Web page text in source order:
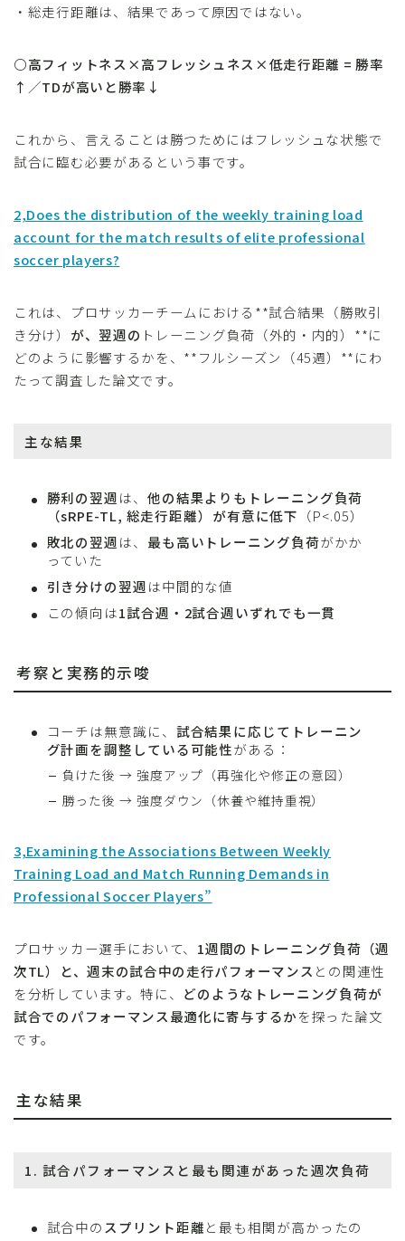
・総走行距離は、結果であって原因ではない。
〇高フィットネス×高フレッシュネス×低走行距離 = 勝率
↑ ／TDが高いと勝率↓
これから、言えることは勝つためにはフレッシュな状態で
試合に臨む必要があるという事です。
2,Does the distribution of the weekly training load
account for the match results of elite professional
soccer players?
これは、プロサッカーチームにおける**試合結果（勝敗引
き分け） が、翌週の トレーニング負荷（外的・内的）**に
どのように影響するかを、**フルシーズン（45週）**にわ
たって調査した論文です。
主な結果
勝利の翌週は、 他の結果よりもトレーニング負荷
（sRPE-TL, 総走行距離）が有意に低下 （P<.05）
敗北の翌週は、 最も高いトレーニング負荷がかか
っていた
引き分けの翌週は中間的な値
この傾向は1試合週・2試合週いずれでも一貫
考察と実務的示唆
コーチは無意識に、 試合結果に応じてトレーニン
グ計画を調整している可能性がある：
負けた後 → 強度アップ（再強化や修正の意図）
勝った後 → 強度ダウン（休養や維持重視）
3,Examining the Associations Between Weekly
Training Load and Match Running Demands in
Professional Soccer Players”
プロサッカー選手において、 1週間のトレーニング負荷（週
次TL）と、週末の試合中の走行パフォーマンス との関連性
を分析しています。特に、 どのようなトレーニング負荷が
試合でのパフォーマンス最適化に寄与するかを探った論文
です。
主な結果
1. 試合パフォーマンスと最も関連があった週次負荷
試合中の スプリント距離と最も相関が高かったの